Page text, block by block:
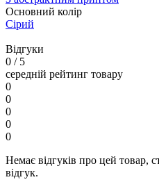
Основний колір
Сірий
Відгуки
0 / 5
середній рейтинг товару
0
0
0
0
0
Немає відгуків про цей товар,
відгук.